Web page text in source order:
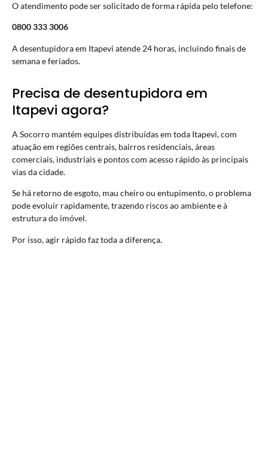
O atendimento pode ser solicitado de forma rápida pelo telefone:
0800 333 3006
A desentupidora em Itapevi atende 24 horas, incluindo finais de
semana e feriados.
Precisa de desentupidora em
Itapevi agora?
A Socorro mantém equipes distribuídas em toda Itapevi, com
atuação em regiões centrais, bairros residenciais, áreas
comerciais, industriais e pontos com acesso rápido às principais
vias da cidade.
Se há retorno de esgoto, mau cheiro ou entupimento, o problema
pode evoluir rapidamente, trazendo riscos ao ambiente e à
estrutura do imóvel.
Por isso, agir rápido faz toda a diferença.